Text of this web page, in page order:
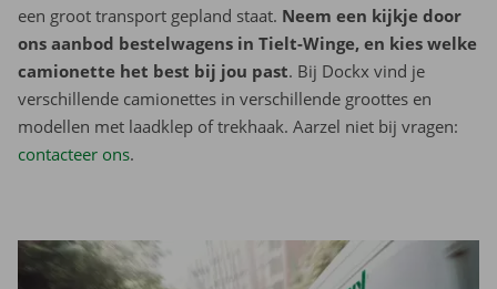
een groot transport gepland staat. Neem een kijkje door
ons aanbod bestelwagens in Tielt-Winge, en kies welke
camionette het best bij jou past. Bij Dockx vind je
verschillende camionettes in verschillende groottes en
modellen met laadklep of trekhaak. Aarzel niet bij vragen:
contacteer ons.